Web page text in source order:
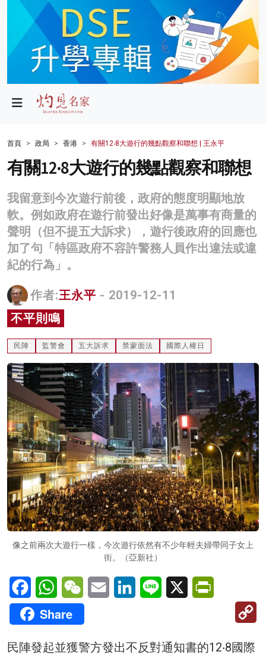
政局
財經
生活
商業
科技
影片
名家榜
灼見活動
首頁 政局 香港 有關12‧8大遊行的幾點觀察和聯想 | 王永平
有關12‧8大遊行的幾點觀察和聯想
我留意到今次遊行前後，政府的態度明顯地放
軟。例如政府在遊行前發出好像是萬事有商量的
聲明（但不提五大訴求），遊行後政府的回應也
加了句「特區政府不容許警務人員作出違法或違
紀的行為」。
作者:王永平 - 2019-12-11
不平則鳴
民陣 監警會 五大訴求 禁蒙面法 國際人權日
像之前兩次大遊行一樣，今次遊行依然有不少年輕夫婦帶同子女上
街。（亞新社）
FacebookWhatsAppWeChatEmail LinkedInLine X
Share
民陣發起並獲警方發出不反對通知書的12‧8國際